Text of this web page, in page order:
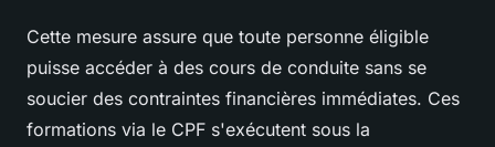
Cette mesure assure que toute personne éligible
puisse accéder à des cours de conduite sans se
soucier des contraintes financières immédiates. Ces
formations via le CPF s'exécutent sous la